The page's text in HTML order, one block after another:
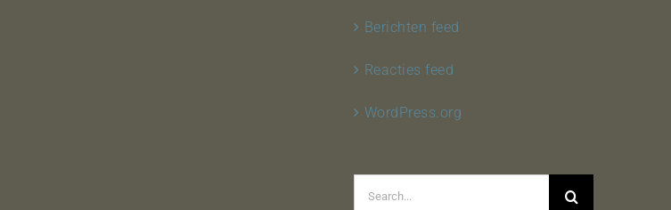
Berichten feed
Reacties feed
WordPress.org